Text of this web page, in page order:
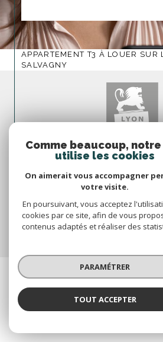
APPARTEMENT T3 À LOUER SUR LA-TOUR-DE-
SALVAGNY
© 2026 | TOUS DROITS RÉSERVÉS |
NOS HONORAIRES
PLAN DU SITE MENTIONS
POLITIQUE RGPD
Comme beaucoup,
utilise les cookies
On aimerait vous accompagner
votre visite.
En poursuivant, vous acceptez
cookies par ce site, afin de vous
contenus adaptés et réaliser des
PARAMÉTRER
TOUT ACCEPTER